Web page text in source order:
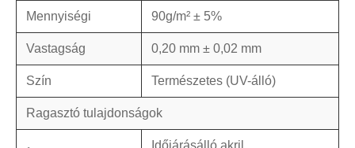
Mennyiségi 90g/m² ± 5%
Vastagság 0,20 mm ± 0,02 mm
Szín Természetes (UV-álló)
Ragasztó tulajdonságok
Időjárásálló akril